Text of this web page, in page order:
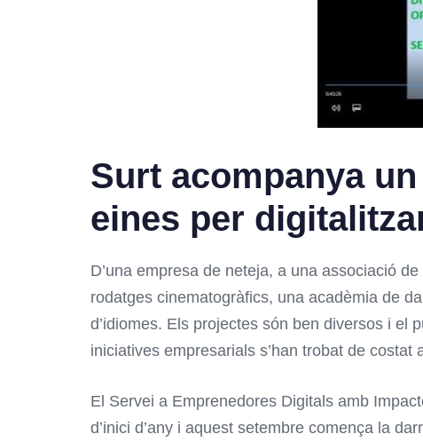
Surt acompanya
eines per
D’una empresa de neteja, a una associació
rodatges cinematogràfics, una acadèmia de
d’idiomes. Els projectes són ben diversos i el
iniciatives empresarials s’han trobat de
El Servei a Emprenedores Digitals amb
d’inici d’any i aquest setembre comença la